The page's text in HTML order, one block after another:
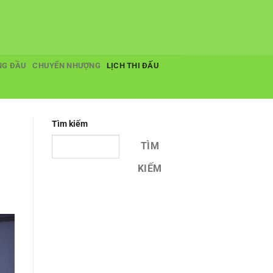
ĐẦU CHUYỂN NHƯỢNG LỊCH THI ĐẤU
Tìm kiếm
TÌM
KIẾM